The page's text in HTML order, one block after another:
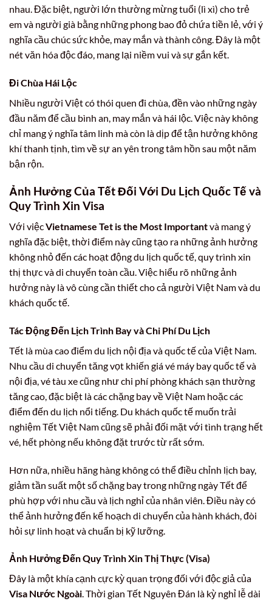
nhau. Đặc biệt, người lớn thường mừng tuổi (lì xì) cho trẻ
em và người già bằng những phong bao đỏ chứa tiền lẻ, với ý
nghĩa cầu chúc sức khỏe, may mắn và thành công. Đây là một
nét văn hóa độc đáo, mang lại niềm vui và sự gắn kết.
Đi Chùa Hái Lộc
Nhiều người Việt có thói quen đi chùa, đền vào những ngày
đầu năm để cầu bình an, may mắn và hái lộc. Việc này không
chỉ mang ý nghĩa tâm linh mà còn là dịp để tận hưởng không
khí thanh tịnh, tìm về sự an yên trong tâm hồn sau một năm
bận rộn.
Ảnh Hưởng Của Tết Đối Với Du Lịch Quốc Tế và
Quy Trình Xin Visa
Với việcVietnamese Tet is the Most Importantvà mang ý
nghĩa đặc biệt, thời điểm này cũng tạo ra những ảnh hưởng
không nhỏ đến các hoạt động du lịch quốc tế, quy trình xin
thị thực và di chuyển toàn cầu. Việc hiểu rõ những ảnh
hưởng này là vô cùng cần thiết cho cả người Việt Nam và du
khách quốc tế.
Tác Động Đến Lịch Trình Bay và Chi Phí Du Lịch
Tết là mùa cao điểm du lịch nội địa và quốc tế của Việt Nam.
Nhu cầu di chuyển tăng vọt khiến giá vé máy bay quốc tế và
nội địa, vé tàu xe cũng như chi phí phòng khách sạn thường
tăng cao, đặc biệt là các chặng bay về Việt Nam hoặc các
điểm đến du lịch nổi tiếng. Du khách quốc tế muốn trải
nghiệm Tết Việt Nam cũng sẽ phải đối mặt với tình trạng hết
vé, hết phòng nếu không đặt trước từ rất sớm.
Hơn nữa, nhiều hãng hàng không có thể điều chỉnh lịch bay,
giảm tần suất một số chặng bay trong những ngày Tết để
phù hợp với nhu cầu và lịch nghỉ của nhân viên. Điều này có
thể ảnh hưởng đến kế hoạch di chuyển của hành khách, đòi
hỏi sự linh hoạt và chuẩn bị kỹ lưỡng.
Ảnh Hưởng Đến Quy Trình Xin Thị Thực (Visa)
Đây là một khía cạnh cực kỳ quan trọng đối với độc giả của
Visa Nước Ngoài. Thời gian Tết Nguyên Đán là kỳ nghỉ lễ dài